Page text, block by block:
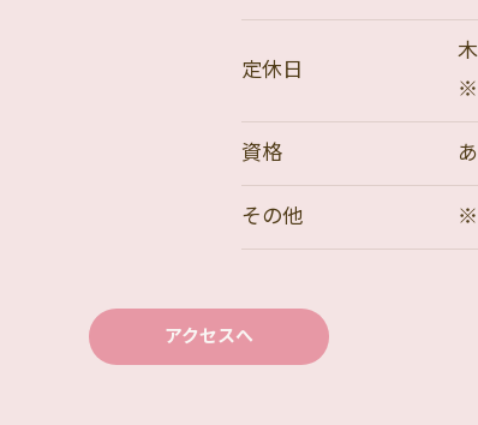
定休日
※
資格
その他 ※
アクセスへ